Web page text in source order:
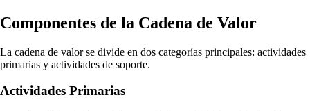
Componentes de la Cadena de Valor
La cadena de valor se divide en dos categorías principales: actividades
primarias y actividades de soporte.
Actividades Primarias